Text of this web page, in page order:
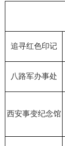
追寻红色印记
八路军办事处
西安事变纪念馆